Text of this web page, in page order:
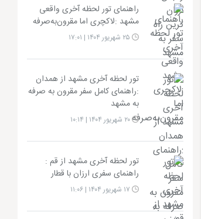
راهنمای تور لحظه آخری واقعی
مشهد :لاکچری اما مقرون‌به‌صرفه
تور لحظه آخری مشهد از همدان
:راهنمای کامل سفر مقرون به صرفه
به مشهد
۲۰ شهریور ۱۴۰۴ | ۱۰:۱۴
تور لحظه آخری مشهد از قم :
راهنمای سفری ارزان با قطار